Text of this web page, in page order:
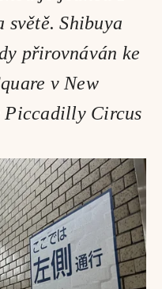
světě. Shibuya
přirovnáván ke
v New
Piccadilly Circus